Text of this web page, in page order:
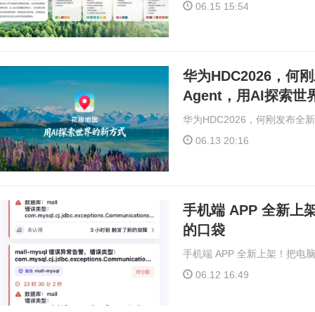
06.15 15:54
华为HDC2026，何
Agent，用AI探索世
华为HDC2026，何刚发布全
06.13 20:16
手机端 APP 全新上
的口袋
手机端 APP 全新上架！把电
06.12 16:49